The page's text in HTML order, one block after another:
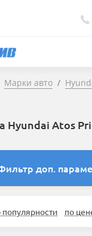
Марки авто
Hyundai Atos
доп.
популярности по